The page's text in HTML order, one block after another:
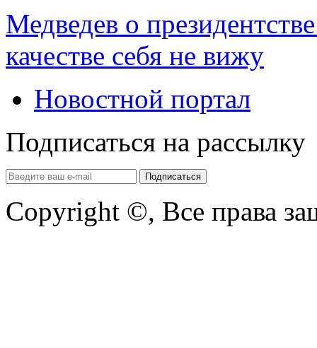
Медведев о
качестве себя не вижу
Новостной портал
Подписаться на рассылку
Copyright ©, Все права